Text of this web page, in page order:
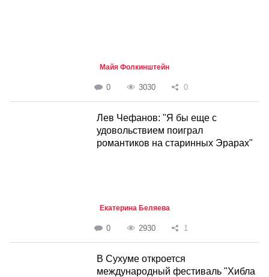
Майя Фолкинштейн
0 3030 0
Лев Чефанов: "Я бы еще с
удовольствием поиграл
романтиков на старинных Эрарах"
Екатерина Беляева
0 2930 1
В Сухуме откроется
международный фестиваль "Хибла